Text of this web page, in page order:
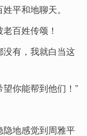
平和地聊天。
百姓传颂！
有，我就白当这
你能帮到他们！”
地感觉到周雅平